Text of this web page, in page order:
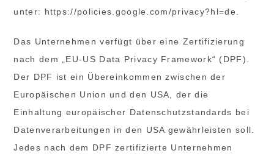
unter: https://policies.google.com/privacy?hl=de.
Das Unternehmen verfügt über eine Zertifizierung
nach dem „EU-US Data Privacy Framework“ (DPF).
Der DPF ist ein Übereinkommen zwischen der
Europäischen Union und den USA, der die
Einhaltung europäischer Datenschutzstandards bei
Datenverarbeitungen in den USA gewährleisten soll.
Jedes nach dem DPF zertifizierte Unternehmen